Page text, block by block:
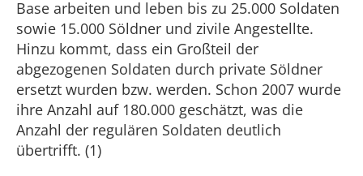
Base arbeiten und leben bis zu 25.000 Soldaten
sowie 15.000 Söldner und zivile Angestellte.
Hinzu kommt, dass ein Großteil der
abgezogenen Soldaten durch private Söldner
ersetzt wurden bzw. werden. Schon 2007 wurde
ihre Anzahl auf 180.000 geschätzt, was die
Anzahl der regulären Soldaten deutlich
übertrifft. (1)